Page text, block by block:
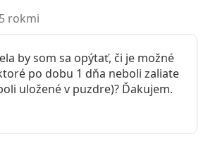
rokmi
by som sa opýtať, či je možné
po dobu 1 dňa neboli zaliate
uložené v puzdre)? Ďakujem.